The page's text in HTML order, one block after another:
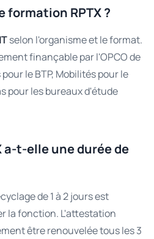
formation RPTX ?
selon l'organisme et le format.
finançable par l'OPCO de
le BTP, Mobilités pour le
pour les bureaux d'étude
a-t-elle une durée de
de 1 à 2 jours est
la fonction. L'attestation
être renouvelée tous les 3